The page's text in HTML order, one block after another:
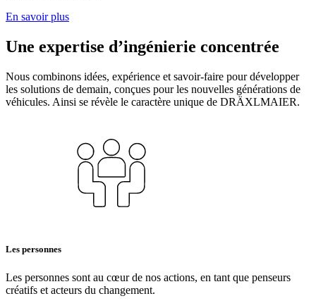
En savoir plus
Une expertise d’ingénierie concentrée
Nous combinons idées, expérience et savoir-faire pour développer
les solutions de demain, conçues pour les nouvelles générations de
véhicules. Ainsi se révèle le caractère unique de DRÄXLMAIER.
Les personnes
Les personnes sont au cœur de nos actions, en tant que penseurs
créatifs et acteurs du changement.